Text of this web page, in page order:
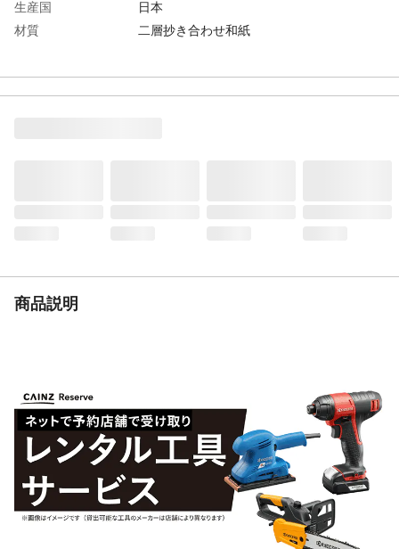
生産国
日本
材質
二層抄き合わせ和紙
貼る前の注意
●劣化の激しい下地には十分に接着しない場
合があります。●片面施工はふすま本体が反
商品説明